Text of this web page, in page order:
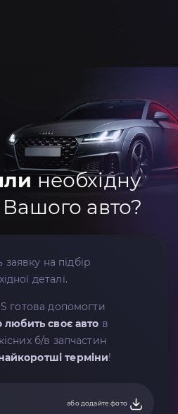
необхідну
авто?
заявку на підбір
деталі.
готова допомогти
любить своє авто в
б/в запчастин
терміни!
або додайте фото